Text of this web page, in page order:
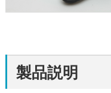
製品説明